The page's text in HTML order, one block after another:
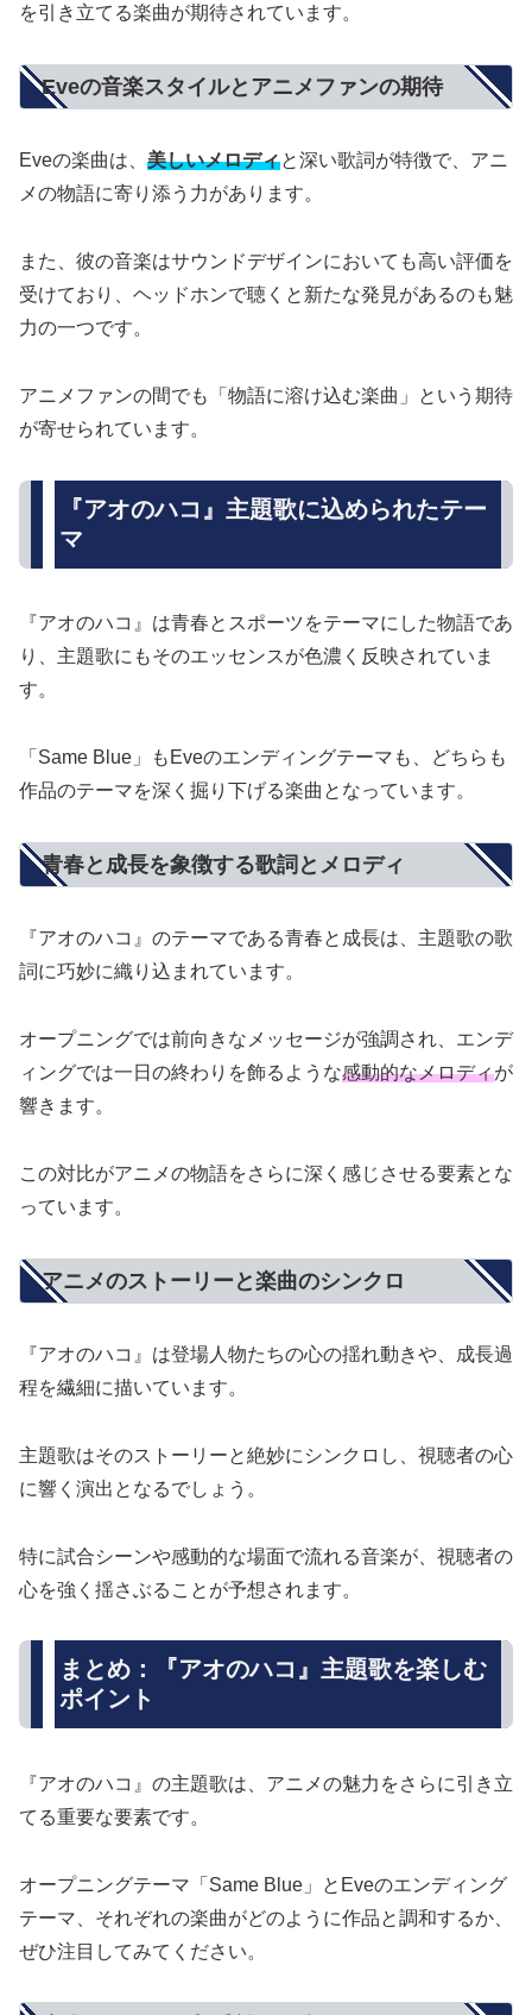
を引き立てる楽曲が期待されています。
Eveの音楽スタイルとアニメファンの期待
Eveの楽曲は、 美しいメロディと深い歌詞が特徴で、アニ
メの物語に寄り添う力があります。
また、彼の音楽はサウンドデザインにおいても高い評価を
受けており、ヘッドホンで聴くと新たな発見があるのも魅
力の一つです。
アニメファンの間でも「物語に溶け込む楽曲」という期待
が寄せられています。
『アオのハコ』主題歌に込められたテー
マ
『アオのハコ』は青春とスポーツをテーマにした物語であ
り、主題歌にもそのエッセンスが色濃く反映されていま
す。
「Same Blue」もEveのエンディングテーマも、どちらも
作品のテーマを深く掘り下げる楽曲となっています。
青春と成長を象徴する歌詞とメロディ
『アオのハコ』のテーマである青春と成長は、主題歌の歌
詞に巧妙に織り込まれています。
オープニングでは前向きなメッセージが強調され、エンデ
ィングでは一日の終わりを飾るような感動的なメロディが
響きます。
この対比がアニメの物語をさらに深く感じさせる要素とな
っています。
アニメのストーリーと楽曲のシンクロ
『アオのハコ』は登場人物たちの心の揺れ動きや、成長過
程を繊細に描いています。
主題歌はそのストーリーと絶妙にシンクロし、視聴者の心
に響く演出となるでしょう。
特に試合シーンや感動的な場面で流れる音楽が、視聴者の
心を強く揺さぶることが予想されます。
まとめ：『アオのハコ』主題歌を楽しむ
ポイント
『アオのハコ』の主題歌は、アニメの魅力をさらに引き立
てる重要な要素です。
オープニングテーマ「Same Blue」とEveのエンディング
テーマ、それぞれの楽曲がどのように作品と調和するか、
ぜひ注目してみてください。